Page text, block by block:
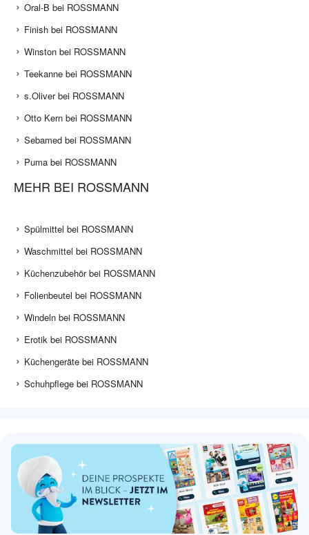
Oral-B bei ROSSMANN
Finish bei ROSSMANN
Winston bei ROSSMANN
Teekanne bei ROSSMANN
s.Oliver bei ROSSMANN
Otto Kern bei ROSSMANN
Sebamed bei ROSSMANN
Puma bei ROSSMANN
MEHR BEI ROSSMANN
Spülmittel bei ROSSMANN
Waschmittel bei ROSSMANN
Küchenzubehör bei ROSSMANN
Folienbeutel bei ROSSMANN
Windeln bei ROSSMANN
Erotik bei ROSSMANN
Küchengeräte bei ROSSMANN
Schuhpflege bei ROSSMANN